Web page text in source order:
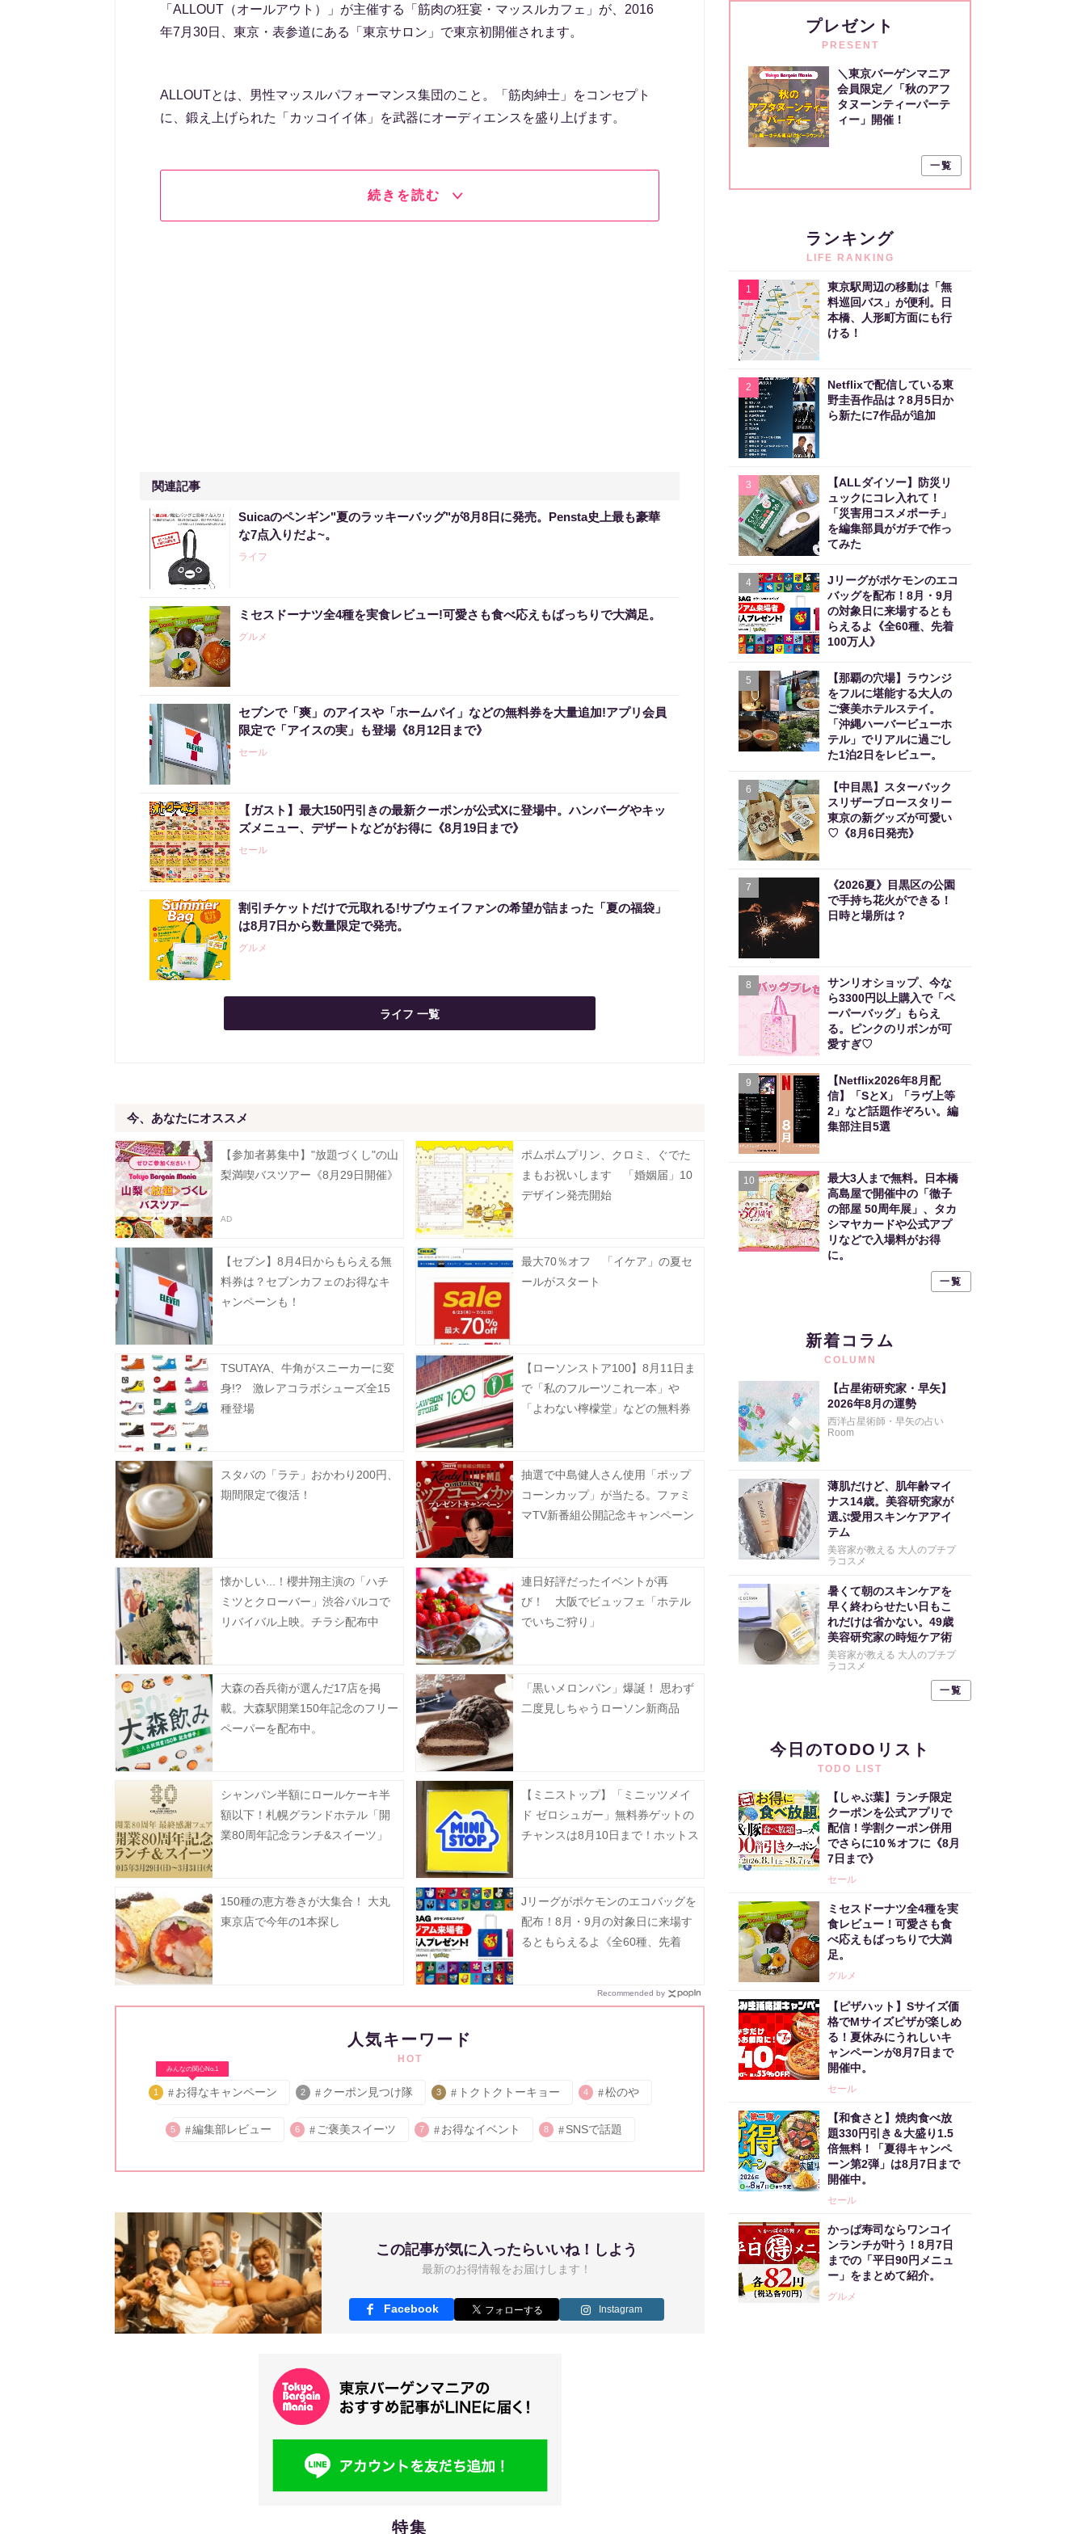
「ALLOUT（オールアウト）」が主催する「筋肉の狂宴・マッスルカフェ」が、2016
年7月30日、東京・表参道にある「東京サロン」で東京初開催されます。
ALLOUTとは、男性マッスルパフォーマンス集団のこと。「筋肉紳士」をコンセプト
に、鍛え上げられた「カッコイイ体」を武器にオーディエンスを盛り上げます。
続きを読む
関連記事
Suicaのペンギン"夏のラッキーバッグ"が8月8日に発売。Pensta史上最も豪華
な7点入りだよ~。
ライフ
ミセスドーナツ全4種を実食レビュー!可愛さも食べ応えもばっちりで大満足。
グルメ
セブンで「爽」のアイスや「ホームパイ」などの無料券を大量追加!アプリ会員
限定で「アイスの実」も登場《8月12日まで》
セール
【ガスト】最大150円引きの最新クーポンが公式Xに登場中。ハンバーグやキッ
ズメニュー、デザートなどがお得に《8月19日まで》
セール
割引チケットだけで元取れる!サブウェイファンの希望が詰まった「夏の福袋」
は8月7日から数量限定で発売。
グルメ
ライフ 一覧
今、あなたにオススメ
【参加者募集中】"放題づくし"の山
梨満喫バスツアー《8月29日開催》
ポムポムプリン、クロミ、ぐでた
まもお祝いします 「婚姻届」10
デザイン発売開始
【セブン】8月4日からもらえる無
料券は？セブンカフェのお得なキ
ャンペーンも！
最大70％オフ 「イケア」の夏セ
ールがスタート
TSUTAYA、牛角がスニーカーに変
身!? 激レアコラボシューズ全15
種登場
【ローソンストア100】8月11日ま
で「私のフルーツこれ一本」や
「よわない檸檬堂」などの無料券
スタバの「ラテ」おかわり200円、
期間限定で復活！
抽選で中島健人さん使用「ポップ
コーンカップ」が当たる。ファミ
マTV新番組公開記念キャンペーン
懐かしい...！櫻井翔主演の「ハチ
ミツとクローバー」渋谷パルコで
リバイバル上映。チラシ配布中
連日好評だったイベントが再
び！ 大阪でビュッフェ「ホテル
でいちご狩り」
大森の呑兵衛が選んだ17店を掲
載。大森駅開業150年記念のフリー
ペーパーを配布中。
「黒いメロンパン」爆誕！ 思わず
二度見しちゃうローソン新商品
シャンパン半額にロールケーキ半
額以下！札幌グランドホテル「開
業80周年記念ランチ&スイーツ」
【ミニストップ】「ミニッツメイ
ド ゼロシュガー」無料券ゲットの
チャンスは8月10日まで！ホットス
150種の恵方巻きが大集合！ 大丸
東京店で今年の1本探し
Jリーグがポケモンのエコバッグを
配布！8月・9月の対象日に来場す
るともらえるよ《全60種、先着
Recommended by
人気キーワード
HOT
みんなの関心No.1
1 お得なキャンペーン 2 クーポン見つけ隊 3 トクトクトーキョー 4 松のや
5 編集部レビュー 6 ご褒美スイーツ 7 お得なイベント 8 SNSで話題
この記事が気に入ったらいいね！しよう
最新のお得情報をお届けします！
Facebook Instagram
特集
プレゼント
PRESENT
＼東京バーゲンマニア
会員限定／「秋のアフ
タヌーンティーパーテ
ィー」開催！
一覧
ランキング
LIFE RANKING
1
東京駅周辺の移動は「無
料巡回バス」が便利。日
本橋、人形町方面にも行
ける！
2
Netflixで配信している東
野圭吾作品は？8月5日か
ら新たに7作品が追加
3
【ALLダイソー】防災リ
ュックにコレ入れて！
「災害用コスメポーチ」
を編集部員がガチで作っ
てみた
4
Jリーグがポケモンのエコ
バッグを配布！8月・9月
の対象日に来場するとも
らえるよ《全60種、先着
100万人》
5
【那覇の穴場】ラウンジ
をフルに堪能する大人の
ご褒美ホテルステイ。
「沖縄ハーバービューホ
テル」でリアルに過ごし
た1泊2日をレビュー。
6
【中目黒】スターバック
スリザーブロースタリー
東京の新グッズが可愛い
♡《8月6日発売》
7
《2026夏》目黒区の公園
で手持ち花火ができる！
日時と場所は？
8
サンリオショップ、今な
ら3300円以上購入で「ペ
ーパーバッグ」もらえ
る。ピンクのリボンが可
愛すぎ♡
9
【Netflix2026年8月配
信】「SとX」「ラヴ上等
2」など話題作ぞろい。編
集部注目5選
10
最大3人まで無料。日本橋
高島屋で開催中の「徹子
の部屋 50周年展」、タカ
シマヤカードや公式アプ
リなどで入場料がお得
に。
一覧
新着コラム
COLUMN
【占星術研究家・早矢】
2026年8月の運勢
西洋占星術師・早矢の占い
Room
薄肌だけど、肌年齢マイ
ナス14歳。美容研究家が
選ぶ愛用スキンケアアイ
テム
美容家が教える 大人のプチプ
ラコスメ
暑くて朝のスキンケアを
早く終わらせたい日もこ
れだけは省かない。49歳
美容研究家の時短ケア術
美容家が教える 大人のプチプ
ラコスメ
一覧
今日のTODOリスト
TODO LIST
【しゃぶ葉】ランチ限定
クーポンを公式アプリで
配信！学割クーポン併用
でさらに10％オフに《8月
7日まで》
セール
ミセスドーナツ全4種を実
食レビュー！可愛さも食
べ応えもばっちりで大満
足。
グルメ
【ピザハット】Sサイズ価
格でMサイズピザが楽しめ
る！夏休みにうれしいキ
ャンペーンが8月7日まで
開催中。
セール
【和食さと】焼肉食べ放
題330円引き＆大盛り1.5
倍無料！「夏得キャンペ
ーン第2弾」は8月7日まで
開催中。
セール
かっぱ寿司ならワンコイ
ンランチが叶う！8月7日
までの「平日90円メニュ
ー」をまとめて紹介。
グルメ